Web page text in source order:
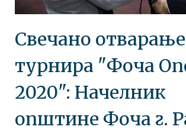
Свечано отварање
турнира "Фоча
2020": Начелник
општине Фоча г.